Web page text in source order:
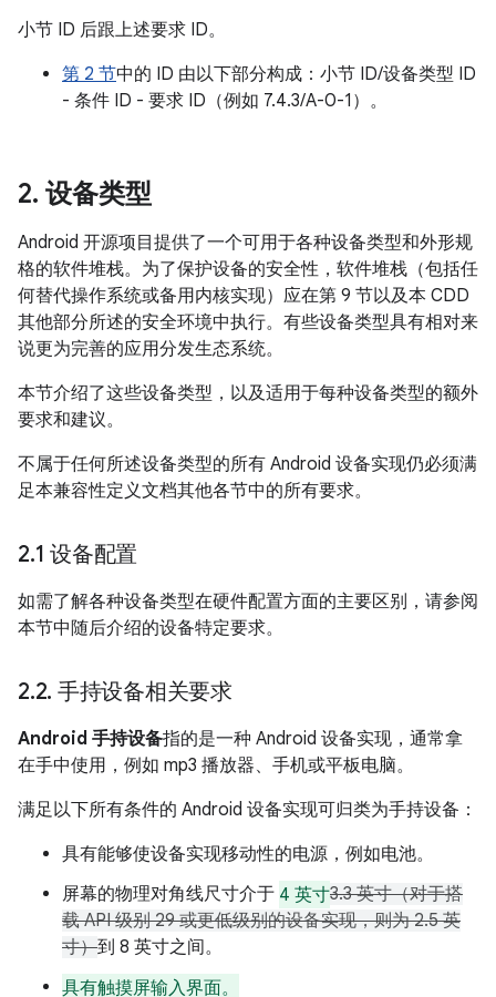
小节 ID 后跟上述要求 ID。
第 2 节中的 ID 由以下部分构成：小节 ID/设备类型 ID
- 条件 ID - 要求 ID（例如 7.4.3/A-0-1）。
2. 设备类型
Android 开源项目提供了一个可用于各种设备类型和外形规
格的软件堆栈。为了保护设备的安全性，软件堆栈（包括任
何替代操作系统或备用内核实现）应在第 9 节以及本 CDD
其他部分所述的安全环境中执行。有些设备类型具有相对来
说更为完善的应用分发生态系统。
本节介绍了这些设备类型，以及适用于每种设备类型的额外
要求和建议。
不属于任何所述设备类型的所有 Android 设备实现仍必须满
足本兼容性定义文档其他各节中的所有要求。
2.1 设备配置
如需了解各种设备类型在硬件配置方面的主要区别，请参阅
本节中随后介绍的设备特定要求。
2.2. 手持设备相关要求
Android 手持设备指的是一种 Android 设备实现，通常拿
在手中使用，例如 mp3 播放器、手机或平板电脑。
满足以下所有条件的 Android 设备实现可归类为手持设备：
具有能够使设备实现移动性的电源，例如电池。
屏幕的物理对角线尺寸介于 4 英寸3.3 英寸（对于搭
载 API 级别 29 或更低级别的设备实现，则为 2.5 英
寸）到 8 英寸之间。
具有触摸屏输入界面。